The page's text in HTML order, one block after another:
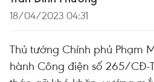
18/04/2023 04:31
Thủ tướng Chính phủ Phạm
hành Công điện số 265/CĐ-